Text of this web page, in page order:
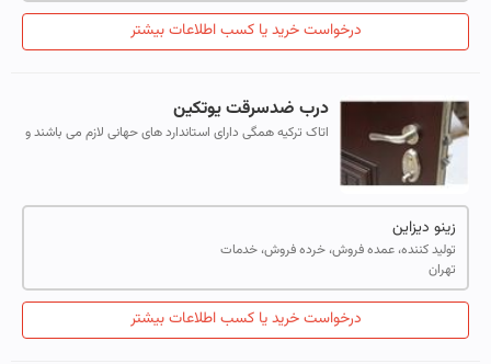
درخواست خرید یا کسب اطلاعات بیشتر
درب ضدسرقت یوتکین
اتاک ترکیه همگی دارای استاندارد های حهانی لازم می باشند و
زینو دیزاین
تولید کننده، عمده فروش، خرده فروش، خدمات
تهران
درخواست خرید یا کسب اطلاعات بیشتر